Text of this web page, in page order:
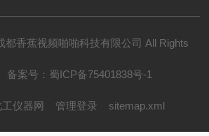
都香蕉视频啪啪科技有限公司 All Rights
备案号： 蜀ICP备75401838号-1
仪器网 管理登录 sitemap.xml